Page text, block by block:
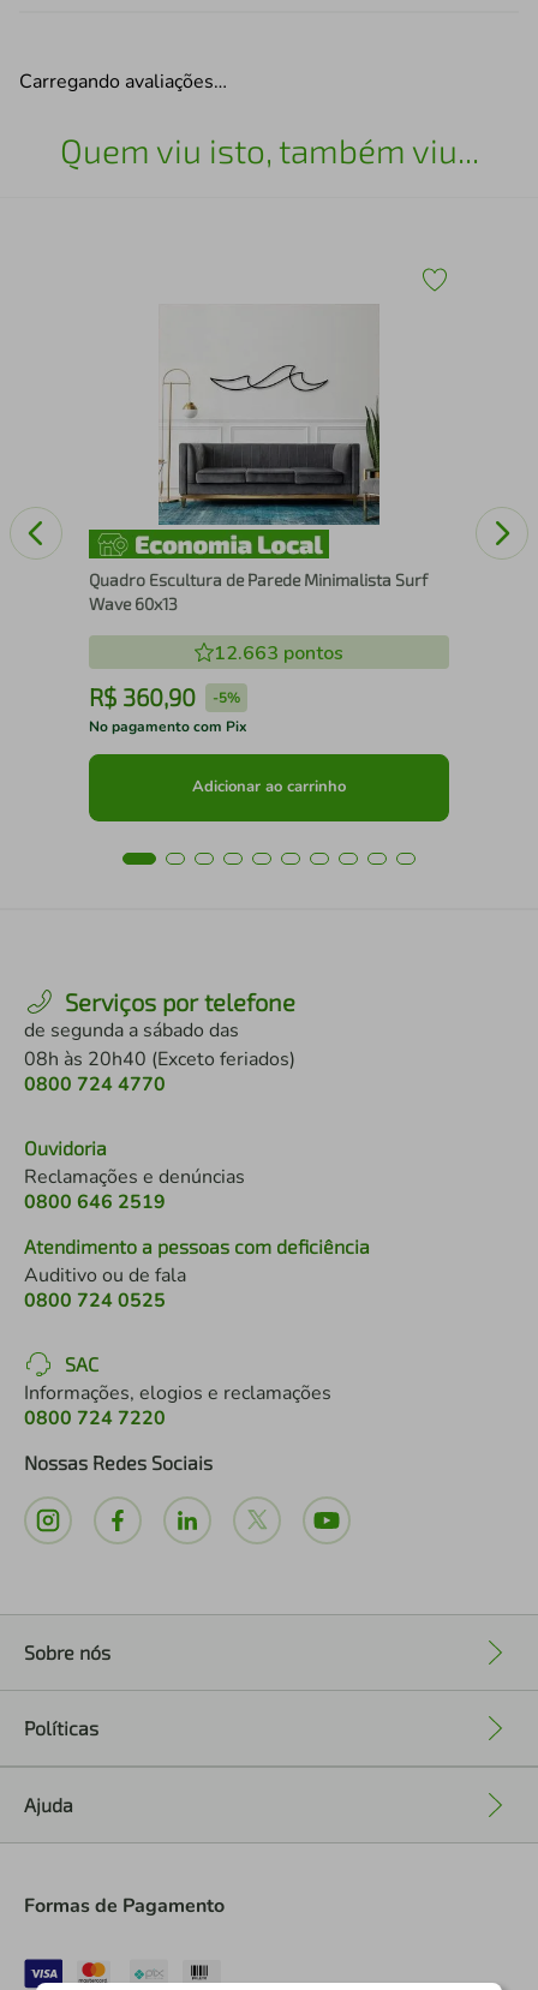
Carregando avaliações…
Quem viu isto, também viu...
Quadro Escultura de Parede Minimalista Surf
Wave 60x13
12.663 pontos
R$ 360,90 -5%
No pagamento com Pix
Adicionar ao carrinho
Serviços por telefone
de segunda a sábado das
08h às 20h40 (Exceto feriados)
0800 724 4770
Ouvidoria
Reclamações e denúncias
0800 646 2519
Atendimento a pessoas com deficiência
Auditivo ou de fala
0800 724 0525
SAC
Informações, elogios e reclamações
0800 724 7220
Nossas Redes Sociais
Sobre nós
Políticas
Ajuda
Formas de Pagamento